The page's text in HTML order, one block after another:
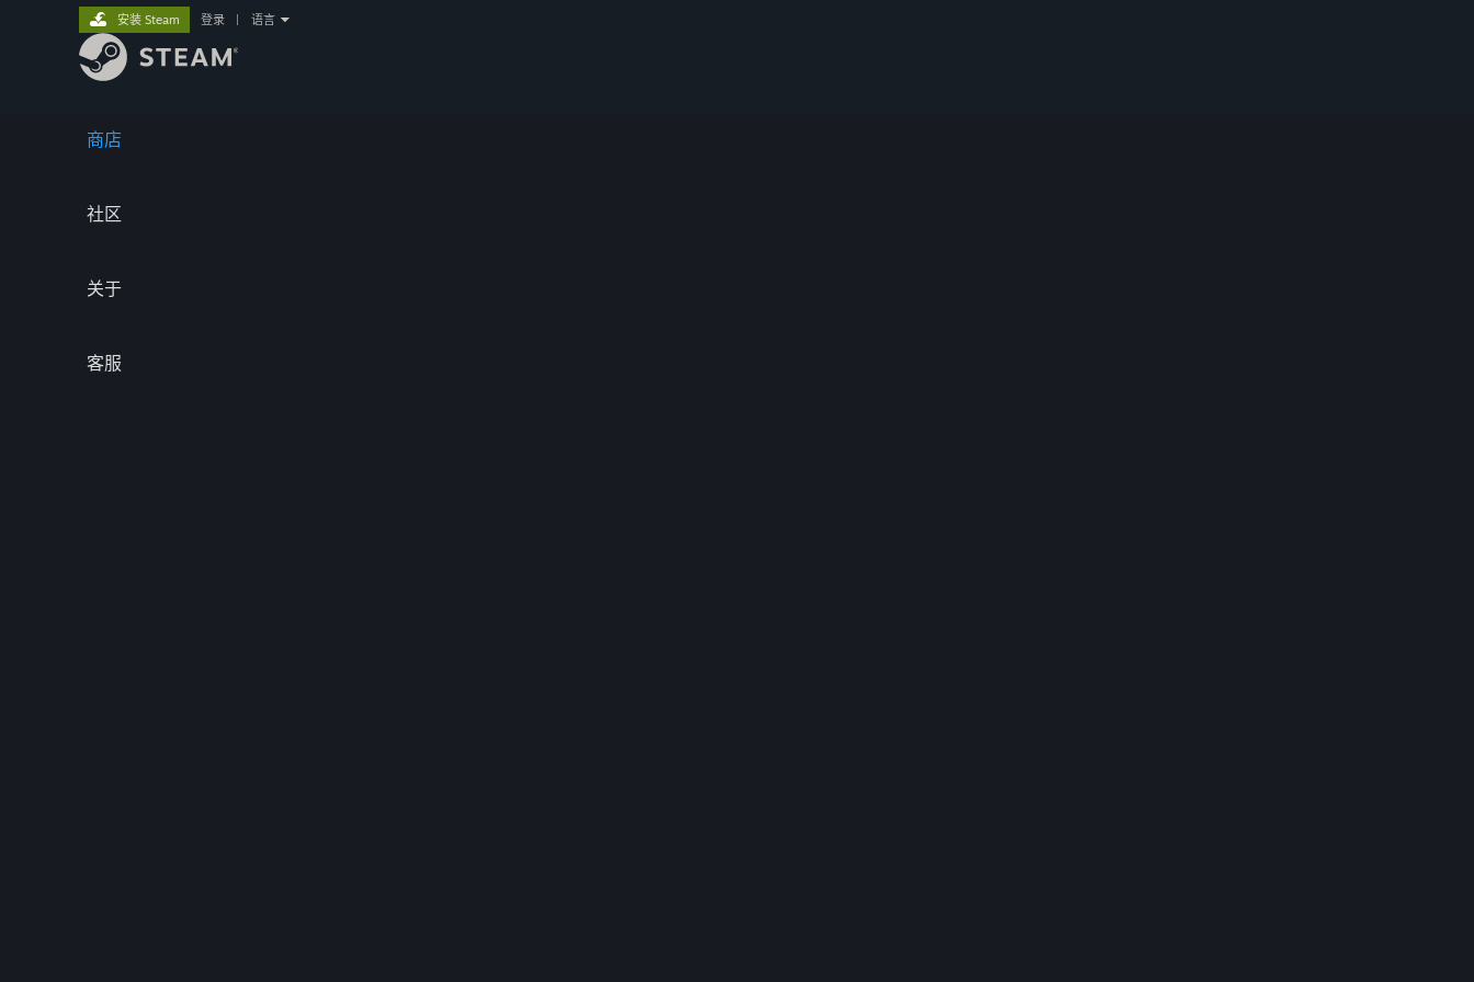
商店
社区
关于
客服
安装 Steam 登录 语言